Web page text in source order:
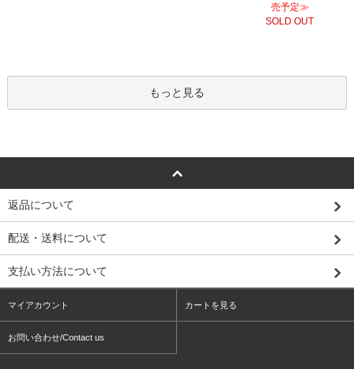
売予定≫
SOLD OUT
もっと見る
返品について
配送・送料について
支払い方法について
マイアカウント カートを見る
お問い合わせ/Contact us